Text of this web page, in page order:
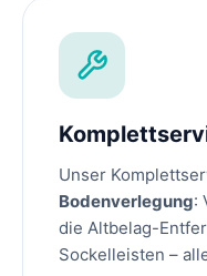
Unser
Bodenverlegung:
die Altbelag-
Sockelleisten –